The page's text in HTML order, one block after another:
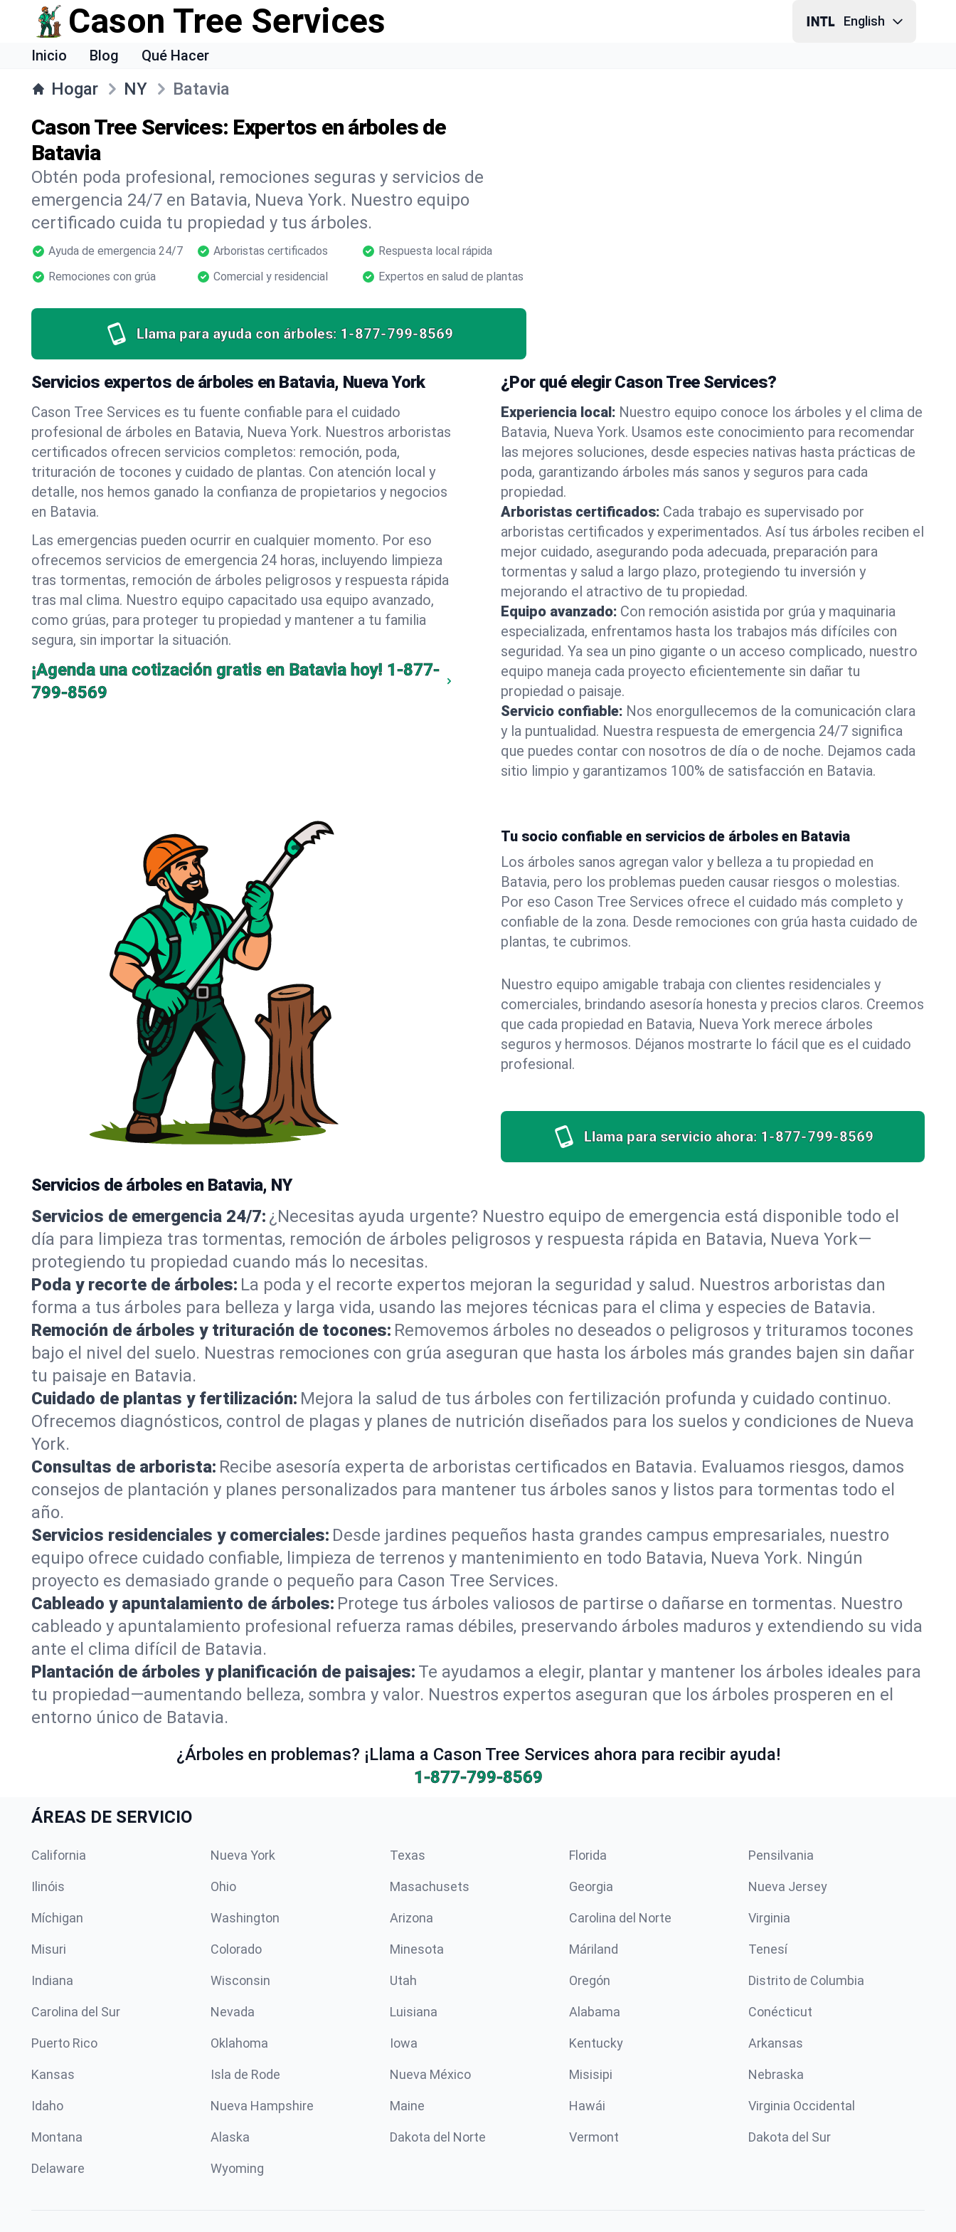
Cason Tree Services English
Inicio Blog Qué Hacer
Hogar NY Batavia
Cason Tree Services: Expertos en árboles de
Batavia
Obtén poda profesional, remociones seguras y servicios de
emergencia 24/7 en Batavia, Nueva York. Nuestro equipo
certificado cuida tu propiedad y tus árboles.
Ayuda de emergencia 24/7 Arboristas certificados
Respuesta local rápida
Remociones con grúa
Comercial y residencial Expertos en salud de plantas
Llama para ayuda con árboles: 1-877-799-8569
Servicios expertos de árboles en Batavia, Nueva York
Cason Tree Services es tu fuente confiable para el cuidado
profesional de árboles en Batavia, Nueva York. Nuestros arboristas
certificados ofrecen servicios completos: remoción, poda,
trituración de tocones y cuidado de plantas. Con atención local y
detalle, nos hemos ganado la confianza de propietarios y negocios
en Batavia.
Las emergencias pueden ocurrir en cualquier momento. Por eso
ofrecemos servicios de emergencia 24 horas, incluyendo limpieza
tras tormentas, remoción de árboles peligrosos y respuesta rápida
tras mal clima. Nuestro equipo capacitado usa equipo avanzado,
como grúas, para proteger tu propiedad y mantener a tu familia
segura, sin importar la situación.
¡Agenda una cotización gratis en Batavia hoy! 1-877-
799-8569
¿Por qué elegir Cason Tree Services?
Experiencia local: Nuestro equipo conoce los árboles y el clima de
Batavia, Nueva York. Usamos este conocimiento para recomendar
las mejores soluciones, desde especies nativas hasta prácticas de
poda, garantizando árboles más sanos y seguros para cada
propiedad.
Arboristas certificados: Cada trabajo es supervisado por
arboristas certificados y experimentados. Así tus árboles reciben el
mejor cuidado, asegurando poda adecuada, preparación para
tormentas y salud a largo plazo, protegiendo tu inversión y
mejorando el atractivo de tu propiedad.
Equipo avanzado: Con remoción asistida por grúa y maquinaria
especializada, enfrentamos hasta los trabajos más difíciles con
seguridad. Ya sea un pino gigante o un acceso complicado, nuestro
equipo maneja cada proyecto eficientemente sin dañar tu
propiedad o paisaje.
Servicio confiable: Nos enorgullecemos de la comunicación clara
y la puntualidad. Nuestra respuesta de emergencia 24/7 significa
que puedes contar con nosotros de día o de noche. Dejamos cada
sitio limpio y garantizamos 100% de satisfacción en Batavia.
Tu socio confiable en servicios de árboles en Batavia
Los árboles sanos agregan valor y belleza a tu propiedad en
Batavia, pero los problemas pueden causar riesgos o molestias.
Por eso Cason Tree Services ofrece el cuidado más completo y
confiable de la zona. Desde remociones con grúa hasta cuidado de
plantas, te cubrimos.
Nuestro equipo amigable trabaja con clientes residenciales y
comerciales, brindando asesoría honesta y precios claros. Creemos
que cada propiedad en Batavia, Nueva York merece árboles
seguros y hermosos. Déjanos mostrarte lo fácil que es el cuidado
profesional.
Llama para servicio ahora: 1-877-799-8569
Servicios de árboles en Batavia, NY
Servicios de emergencia 24/7: ¿Necesitas ayuda urgente? Nuestro equipo de emergencia está disponible todo el
día para limpieza tras tormentas, remoción de árboles peligrosos y respuesta rápida en Batavia, Nueva York—
protegiendo tu propiedad cuando más lo necesitas.
Poda y recorte de árboles: La poda y el recorte expertos mejoran la seguridad y salud. Nuestros arboristas dan
forma a tus árboles para belleza y larga vida, usando las mejores técnicas para el clima y especies de Batavia.
Remoción de árboles y trituración de tocones: Removemos árboles no deseados o peligrosos y trituramos tocones
bajo el nivel del suelo. Nuestras remociones con grúa aseguran que hasta los árboles más grandes bajen sin dañar
tu paisaje en Batavia.
Cuidado de plantas y fertilización: Mejora la salud de tus árboles con fertilización profunda y cuidado continuo.
Ofrecemos diagnósticos, control de plagas y planes de nutrición diseñados para los suelos y condiciones de Nueva
York.
Consultas de arborista: Recibe asesoría experta de arboristas certificados en Batavia. Evaluamos riesgos, damos
consejos de plantación y planes personalizados para mantener tus árboles sanos y listos para tormentas todo el
año.
Servicios residenciales y comerciales: Desde jardines pequeños hasta grandes campus empresariales, nuestro
equipo ofrece cuidado confiable, limpieza de terrenos y mantenimiento en todo Batavia, Nueva York. Ningún
proyecto es demasiado grande o pequeño para Cason Tree Services.
Cableado y apuntalamiento de árboles: Protege tus árboles valiosos de partirse o dañarse en tormentas. Nuestro
cableado y apuntalamiento profesional refuerza ramas débiles, preservando árboles maduros y extendiendo su vida
ante el clima difícil de Batavia.
Plantación de árboles y planificación de paisajes: Te ayudamos a elegir, plantar y mantener los árboles ideales para
tu propiedad—aumentando belleza, sombra y valor. Nuestros expertos aseguran que los árboles prosperen en el
entorno único de Batavia.
¿Árboles en problemas? ¡Llama a Cason Tree Services ahora para recibir ayuda!
1-877-799-8569
ÁREAS DE SERVICIO
California Nueva York Texas Florida Pensilvania
Ilinóis Ohio Masachusets Georgia Nueva Jersey
Míchigan Washington Arizona Carolina del Norte Virginia
Misuri Colorado Minesota Máriland Tenesí
Indiana Wisconsin Utah Oregón Distrito de Columbia
Carolina del Sur Nevada Luisiana Alabama Conécticut
Puerto Rico Oklahoma Iowa Kentucky Arkansas
Kansas Isla de Rode Nueva México Misisipi Nebraska
Idaho Nueva Hampshire Maine Hawái Virginia Occidental
Montana Alaska Dakota del Norte Vermont Dakota del Sur
Delaware Wyoming